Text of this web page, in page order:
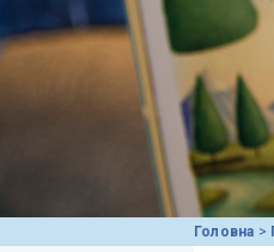
Головна >